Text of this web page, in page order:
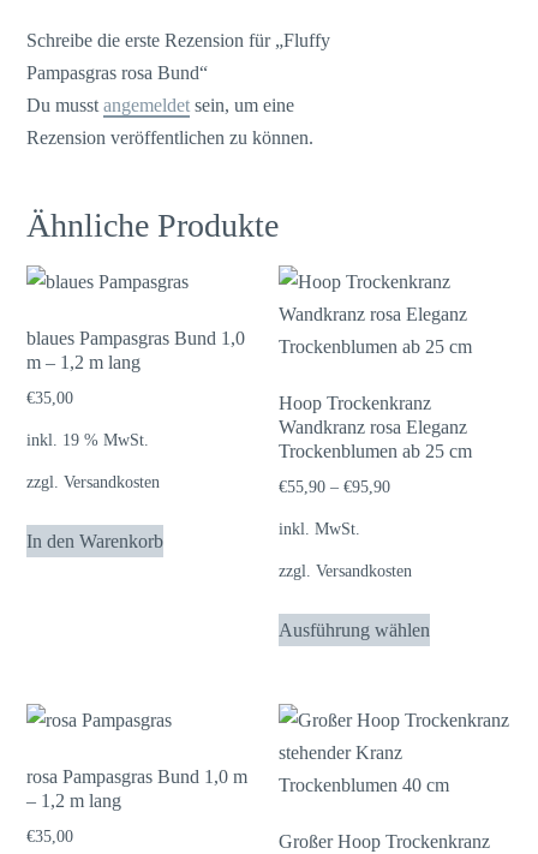
Schreibe die erste Rezension für „Fluffy
Pampasgras rosa Bund“
Du musstangemeldet sein, um eine
Rezension veröffentlichen zu können.
Ähnliche Produkte
blaues Pampasgras Bund 1,0
m – 1,2 m lang
€35,00
inkl. 19 % MwSt.
zzgl.Versandkosten
In den Warenkorb
Hoop Trockenkranz
Wandkranz rosa Eleganz
Trockenblumen ab 25 cm
€55,90 –€95,90
inkl. MwSt.
zzgl.Versandkosten
Ausführung wählen
Dieses
Produkt
Optionen
rosa Pampasgras Bund 1,0 m
– 1,2 m lang
€35,00
Großer Hoop Trockenkranz